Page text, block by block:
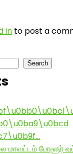
in to post a
Search
போளூர்